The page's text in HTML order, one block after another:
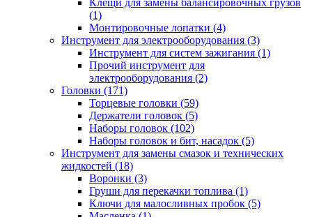
(1)
Монтировочные лопатки (4)
Инструмент для электрооборудования (3)
Инструмент для систем зажигания (1)
Прочий инструмент для
электрооборудования (2)
Головки (171)
Торцевые головки (59)
Держатели головок (5)
Наборы головок (102)
Наборы головок и бит, насадок (5)
Инструмент для замены смазок и технических
жидкостей (18)
Воронки (3)
Груши для перекачки топлива (1)
Ключи для малосливных пробок (5)